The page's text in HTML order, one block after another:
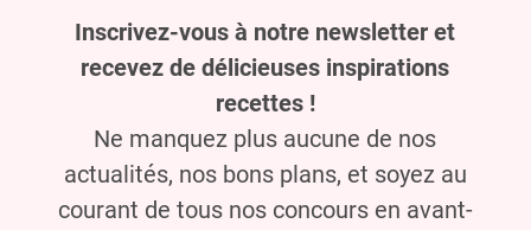
Inscrivez-vous à notre newsletter et
recevez de délicieuses inspirations
recettes !
Ne manquez plus aucune de nos
actualités, nos bons plans, et soyez au
courant de tous nos concours en avant-